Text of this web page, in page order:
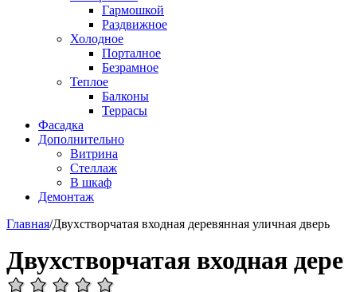
Гармошкой
Раздвижное
Холодное
Порталное
Безрамное
Теплое
Балконы
Террасы
Фасадка
Дополнительно
Витрина
Стеллаж
В шкаф
Демонтаж
Главная/Двухстворчатая входная деревянная уличная дверь
Двухстворчатая входная